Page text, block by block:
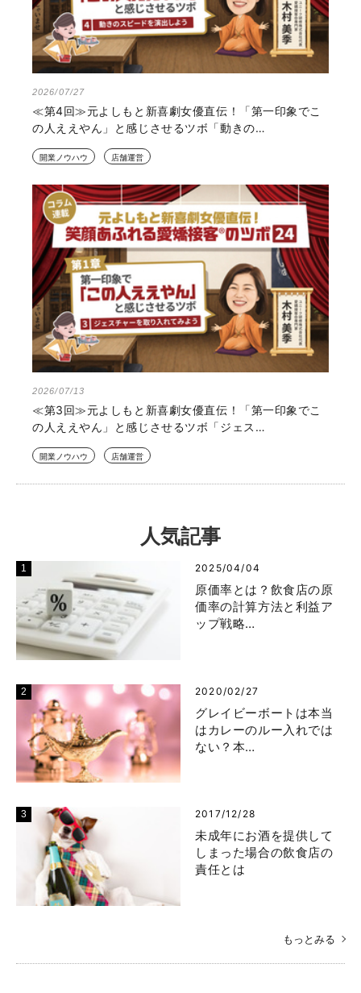
2026/07/27
≪第4回≫元よしもと新喜劇女優直伝！「第一印象でこ
の人ええやん」と感じさせるツボ「動きの…
開業ノウハウ 店舗運営
2026/07/13
≪第3回≫元よしもと新喜劇女優直伝！「第一印象でこ
の人ええやん」と感じさせるツボ「ジェス…
開業ノウハウ 店舗運営
人気記事
2025/04/04
原価率とは？飲食店の原
価率の計算方法と利益ア
ップ戦略…
2020/02/27
グレイビーボートは本当
はカレーのルー入れでは
ない？本…
2017/12/28
未成年にお酒を提供して
しまった場合の飲食店の
責任とは
もっとみる